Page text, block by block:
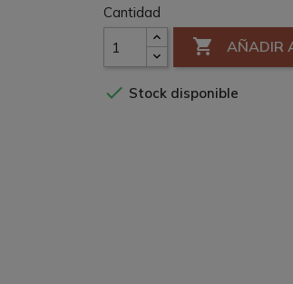
Cantidad
 AÑADIR
 Stock disponible